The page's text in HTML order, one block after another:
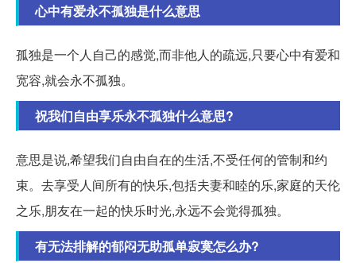
心中有爱永不孤独是什么意思
孤独是一个人自己的感觉,而非他人的疏远,只要心中有爱和
宽容,就会永不孤独。
祝我们自由享乐永不孤独什么意思?
意思是说,希望我们自由自在的生活,不受任何的管制和约
束。去享受人间所有的快乐,包括夫妻和睦的乐,家庭的天伦
之乐,朋友在一起的快乐时光,永远不会觉得孤独。
有无法排解的郁闷无助孤单寂寞怎么办?